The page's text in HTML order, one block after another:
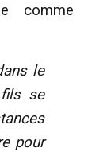
comme
le
se
pour